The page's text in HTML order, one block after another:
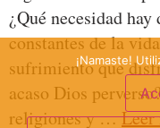
¿Qué necesidad
constantes de la
sufrimiento que
acaso Dios
religiones y …Leer
¡Namaste!